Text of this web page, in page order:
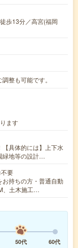
歩13分／高宮(福岡
整も可能です。
ます
具体的には】上下水
緑地等の設計…
要
お持ちの方・普通自動
、土木施工…
50代 60代